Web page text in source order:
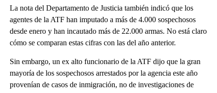
La nota del Departamento de Justicia también indicó que los
agentes de la ATF han imputado a más de 4.000 sospechosos
desde enero y han incautado más de 22.000 armas. No está claro
cómo se comparan estas cifras con las del año anterior.
Sin embargo, un ex alto funcionario de la ATF dijo que la gran
mayoría de los sospechosos arrestados por la agencia este año
provenían de casos de inmigración, no de investigaciones de